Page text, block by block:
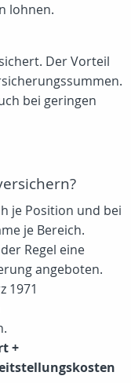
lohnen.
Der Vorteil
bei geringen
je Position und bei
je Bereich.
Regel eine
angeboten.
1971
+